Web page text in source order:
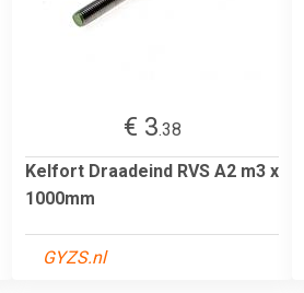
€ 3.38
Kelfort Draadeind RVS A2 m3 x
1000mm
GYZS.nl